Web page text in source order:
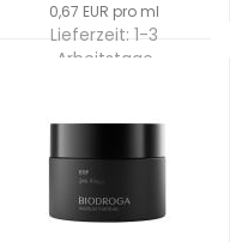
0,67 EUR pro ml
Lieferzeit: 1-3
Arbeitstage